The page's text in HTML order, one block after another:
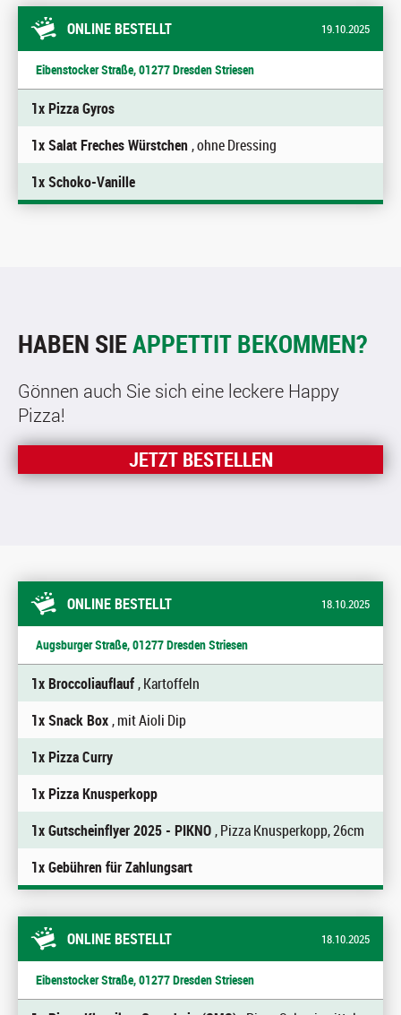
ONLINE BESTELLT 19.10.2025
Eibenstocker Straße, 01277 Dresden Striesen
1x Pizza Gyros
1x Salat Freches Würstchen, ohne Dressing
1x Schoko-Vanille
HABEN SIEAPPETTIT BEKOMMEN?
Gönnen auch Sie sich eine leckere Happy
Pizza!
JETZT BESTELLEN
ONLINE BESTELLT 18.10.2025
Augsburger Straße, 01277 Dresden Striesen
1x Broccoliauflauf, Kartoffeln
1x Snack Box, mit Aioli Dip
1x Pizza Curry
1x Pizza Knusperkopp
1x Gutscheinflyer 2025 - PIKNO, Pizza Knusperkopp, 26cm
1x Gebühren für Zahlungsart
ONLINE BESTELLT 18.10.2025
Eibenstocker Straße, 01277 Dresden Striesen